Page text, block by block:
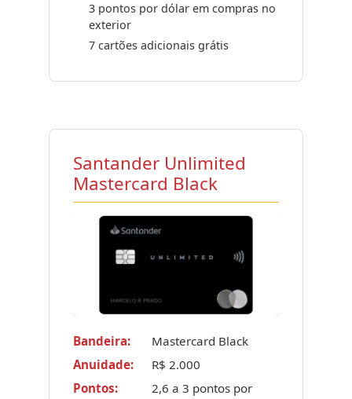
3 pontos por dólar em compras no
exterior
7 cartões adicionais grátis
Santander Unlimited
Mastercard Black
Bandeira:
Mastercard Black
Anuidade:
R$ 2.000
Pontos:
2,6 a 3 pontos por